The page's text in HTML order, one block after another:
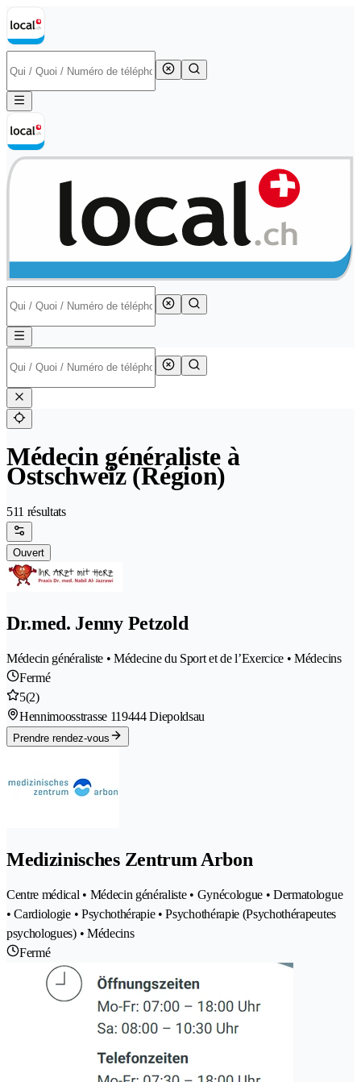
Médecin généraliste à
Ostschweiz (Région)
511 résultats
Ouvert
Dr.med. Jenny Petzold
Médecin généraliste • Médecine du Sport et de l’Exercice • Médecins
Fermé
5(2)
Hennimoosstrasse 119444 Diepoldsau
Prendre rendez-vous
Medizinisches Zentrum Arbon
Centre médical • Médecin généraliste • Gynécologue • Dermatologue
• Cardiologie • Psychothérapie • Psychothérapie (Psychothérapeutes
psychologues) • Médecins
Fermé